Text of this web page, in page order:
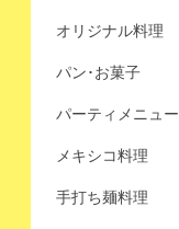
オリジナル料理
パン･お菓子
パーティメニュー
メキシコ料理
手打ち麺料理